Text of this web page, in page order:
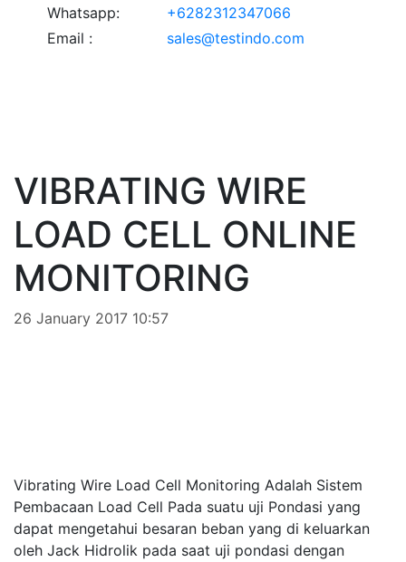
Whatsapp:
+6282312347066
Email :
sales@testindo.com
VIBRATING WIRE
LOAD CELL ONLINE
MONITORING
26 January 2017 10:57
Vibrating Wire Load Cell Monitoring Adalah Sistem
Pembacaan Load Cell Pada suatu uji Pondasi yang
dapat mengetahui besaran beban yang di keluarkan
oleh Jack Hidrolik pada saat uji pondasi dengan